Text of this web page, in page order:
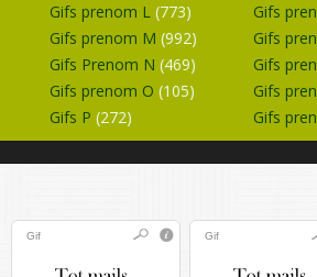
Gifs prenom L (773)
Gifs prenom M (992)
Gifs Prenom N (469)
Gifs prenom O (105)
Gifs P (272)
Gifs
Gifs
Gifs
Gifs
Gifs
Gif Gif